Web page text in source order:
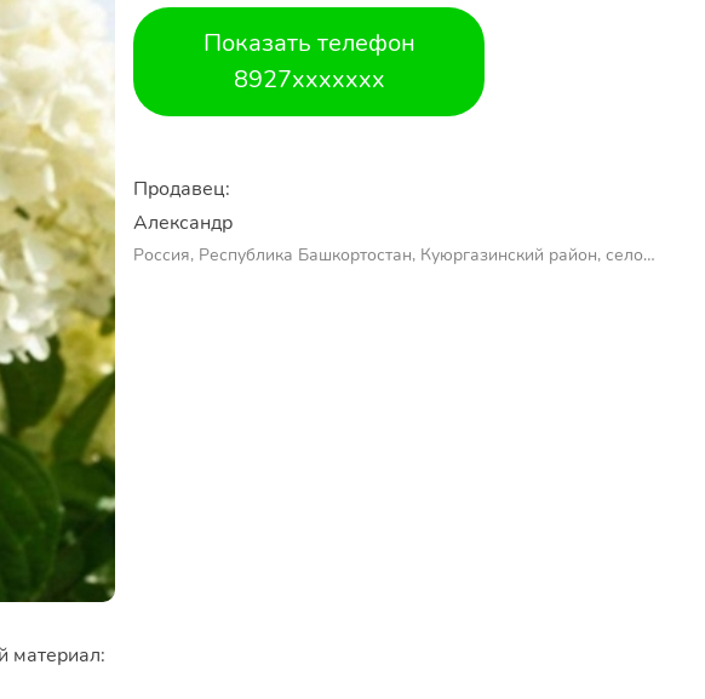
материал:
Показать телефон
8927xxxxxxx
Продавец:
Александр
Россия, Республика Башкортостан, Куюргазинский район, село